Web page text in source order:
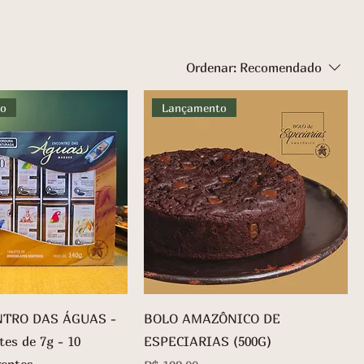
Ordenar: Recomendado
DAS ÁGUAS -
de 7g - 10
Lançamento
BOLO AMAZÔNICO DE
ESPECIARIAS (500G)